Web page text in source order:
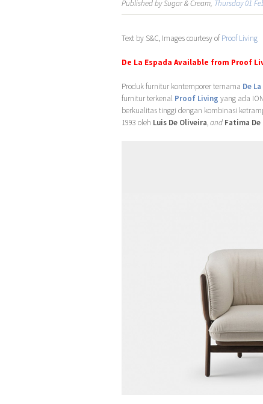
Published by Sugar & Cream, Thursday 01
Text by S&C, Images courtesy ofProof Living
De La Espada Available from Proof
Produk furnitur kontemporer ternama De
furnitur terkenal Proof Living yang ada
berkualitas tinggi dengan kombinasi
1993 oleh Luis De Oliveira,and Fatima De